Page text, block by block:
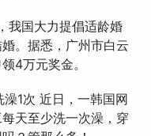
我国大力提倡适龄婚
。据悉，广州市白云
4万元奖金。
1次 近日，一韩国网
天至少洗一次澡，穿